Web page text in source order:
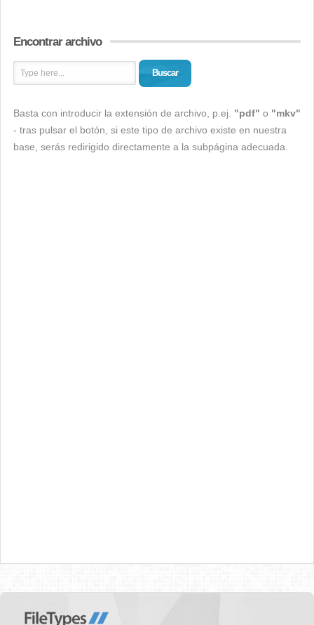
Encontrar archivo
Buscar
Basta con introducir la extensión de archivo, p.ej. "pdf" o "mkv"
- tras pulsar el botón, si este tipo de archivo existe en nuestra
base, serás redirigido directamente a la subpágina adecuada.